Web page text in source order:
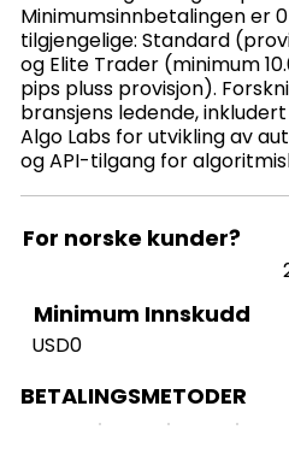
Minimumsinnbetalingen er
tilgjengelige: Standard
og Elite Trader (minimum
pips pluss provisjon).
bransjens ledende,
Algo Labs for utvikling av
og API-tilgang for
For norske kunder?
Minimum Innskudd
USD0
BETALINGSMETODER